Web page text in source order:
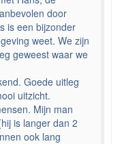
door
is een bijzonder
weet. We zijn
geweest waar we
Goede uitleg
uitzicht.
Mijn man
is langer dan 2
ook lang